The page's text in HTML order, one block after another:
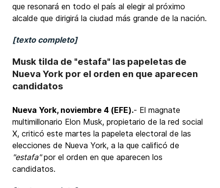
que resonará en todo el país al elegir al próximo
alcalde que dirigirá la ciudad más grande de la nación.
[texto completo]
Musk tilda de "estafa" las papeletas de
Nueva York por el orden en que aparecen
candidatos
Nueva York, noviembre 4 (EFE).- El magnate
multimillonario Elon Musk, propietario de la red social
X, criticó este martes la papeleta electoral de las
elecciones de Nueva York, a la que calificó de
"estafa"por el orden en que aparecen los
candidatos.